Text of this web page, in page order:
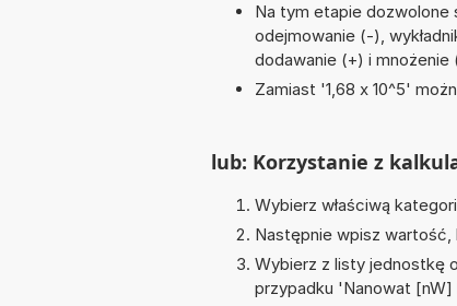
Na tym etapie
odejmowanie (-),
dodawanie (+) i mnożenie
Zamiast '1,68 x 10^5'
lub: Korzystanie z
Wybierz właściwą
Następnie wpisz
Wybierz z listy jednostkę
przypadku 'Nanowat [nW]